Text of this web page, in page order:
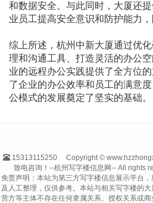
和数据安全。与此同时，大厦还
业员工提高安全意识和防护能力，
综上所述，杭州中新大厦通过优
理和沟通工具、打造灵活的办公
业的远程办公实践提供了全方位
了企业的办公效率和员工的满意
公模式的发展奠定了坚实的基础。
15313115250
Copyright ©
致电咨询！--杭州写字楼信息网-- All rights
免责声明：本站为第三方写字楼信息展示平台
及人工整理，仅供参考。本站与相关写字楼的
营方等主体不存在任何隶属关系、授权关系或